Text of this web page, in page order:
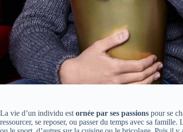
La vie d’un individu est ornée par ses passions pour se
ressourcer, se reposer, ou passer du temps avec sa